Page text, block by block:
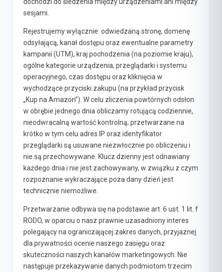
sesjami.
Rejestrujemy wyłącznie: odwiedzaną stronę, domenę
odsyłającą, kanał dostępu oraz ewentualne parametry
kampanii (UTM), kraj pochodzenia (na poziomie kraju),
ogólne kategorie urządzenia, przeglądarki i systemu
operacyjnego, czas dostępu oraz kliknięcia w
wychodzące przyciski zakupu (na przykład przycisk
„Kup na Amazon”). W celu zliczenia powtórnych odsłon
w obrębie jednego dnia obliczamy rotującą codziennie,
nieodwracalną wartość kontrolną; przetwarzane na
krótko w tym celu adres IP oraz identyfikator
przeglądarki są usuwane niezwłocznie po obliczeniu i
nie są przechowywane. Klucz dzienny jest odnawiany
każdego dnia i nie jest zachowywany, w związku z czym
rozpoznanie wykraczające poza dany dzień jest
technicznie niemożliwe.
Przetwarzanie odbywa się na podstawie art. 6 ust. 1 lit. f
RODO, w oparciu o nasz prawnie uzasadniony interes
polegający na ograniczającej zakres danych, przyjaznej
dla prywatności ocenie naszego zasięgu oraz
skuteczności naszych kanałów marketingowych. Nie
następuje przekazywanie danych podmiotom trzecim